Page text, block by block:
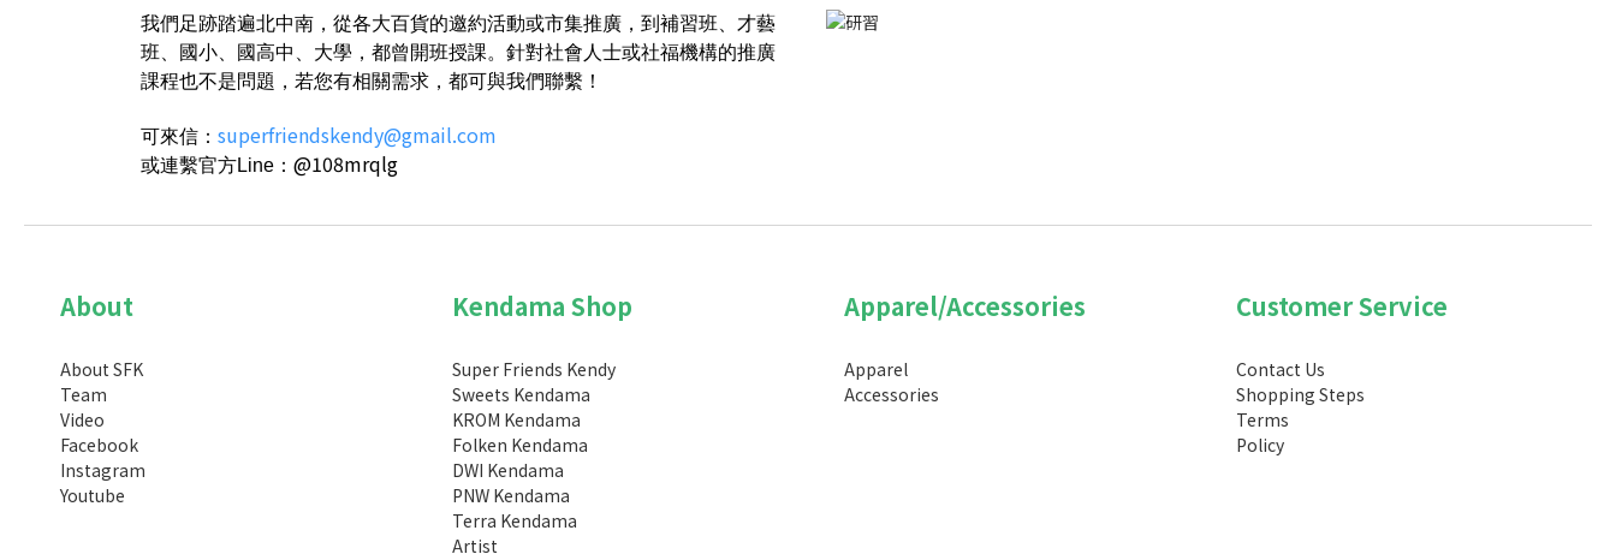
我們足跡踏遍北中南，從各大百貨的邀約活動或市集推廣，到補習班、才藝
班、國小、國高中、大學，都曾開班授課。針對社會人士或社福機構的推廣
課程也不是問題，若您有相關需求，都可與我們聯繫！
可來信： superfriendskendy@gmail.com
或連繫官方Line ： @108mrqlg
About
About SFK
Team
Video
Facebook
Instagram
Youtube
Kendama Shop
Super Friends Kendy
Sweets Kendama
KROM Kendama
Folken Kendama
DWI Kendama
PNW Kendama
Terra Kendama
Artist
Apparel/Accessories
Apparel
Accessories
Customer Service
Contact Us
Shopping Steps
Terms
Policy